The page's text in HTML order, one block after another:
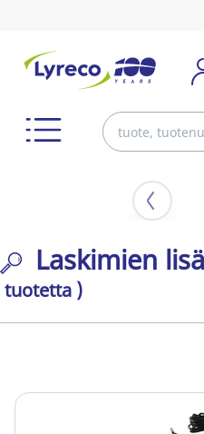
Laskimien
tuotetta )